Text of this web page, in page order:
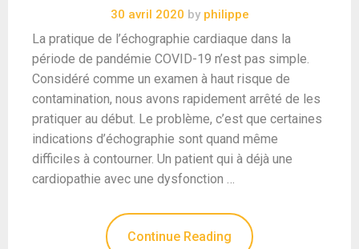
30 avril 2020 byphilippe
La pratique de l’échographie cardiaque dans la
période de pandémie COVID-19 n’est pas simple.
Considéré comme un examen à haut risque de
contamination, nous avons rapidement arrêté de les
pratiquer au début. Le problème, c’est que certaines
indications d’échographie sont quand même
difficiles à contourner. Un patient qui à déjà une
cardiopathie avec une dysfonction …
Continue Reading